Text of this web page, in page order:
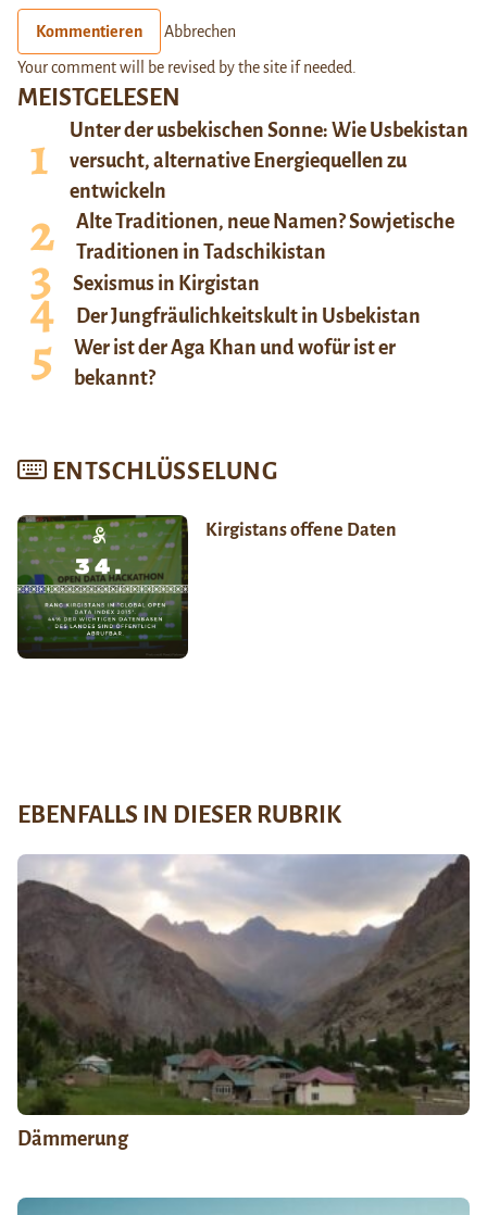
MEISTGELESEN
Unter der usbekischen Sonne: Wie Usbekistan
versucht, alternative Energiequellen zu
entwickeln
Alte Traditionen, neue Namen? Sowjetische
Traditionen in Tadschikistan
Sexismus in Kirgistan
Der Jungfräulichkeitskult in Usbekistan
Wer ist der Aga Khan und wofür ist er
bekannt?
ENTSCHLÜSSELUNG
Kirgistans offene Daten
Kommentieren Abbrechen
Your comment will be revised by the site if needed.
EBENFALLS IN DIESER RUBRIK
Dämmerung